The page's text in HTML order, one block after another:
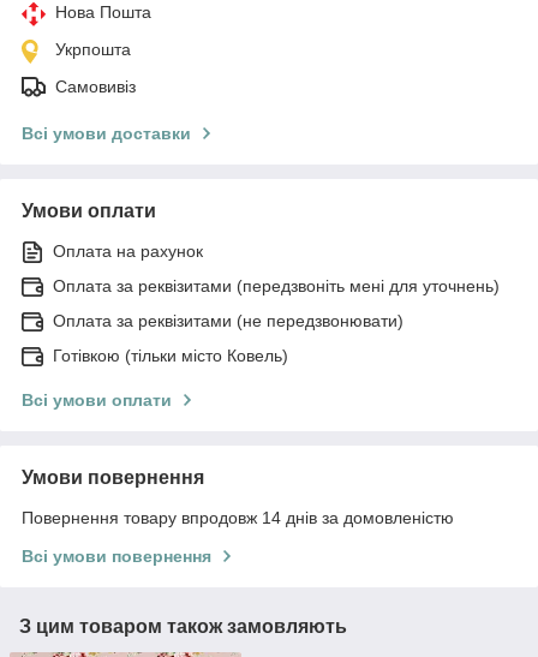
Нова Пошта
Укрпошта
Самовивіз
Всі умови доставки
Умови оплати
Оплата на рахунок
Оплата за реквізитами (передзвоніть мені для уточнень)
Оплата за реквізитами (не передзвонювати)
Готівкою (тільки місто Ковель)
Всі умови оплати
Умови повернення
Повернення товару впродовж 14 днів за домовленістю
Всі умови повернення
З цим товаром також замовляють